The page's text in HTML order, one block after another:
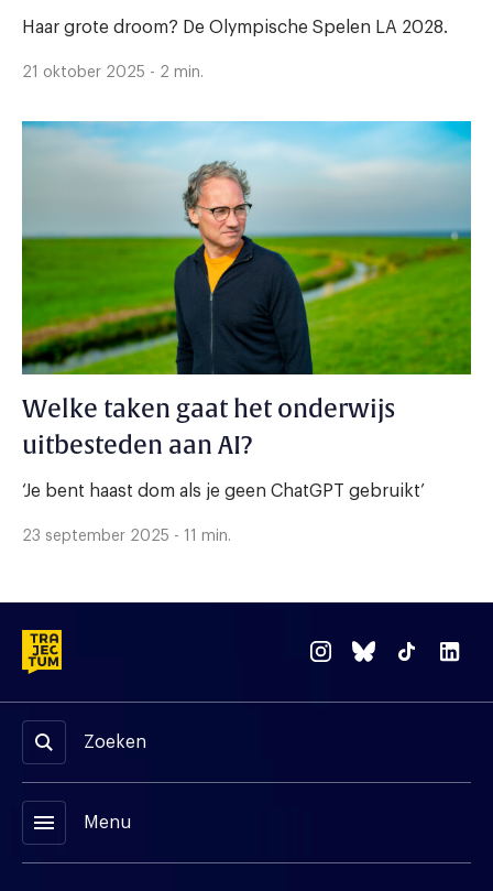
Haar grote droom? De Olympische Spelen LA 2028.
21 oktober 2025 - 2 min.
Welke taken gaat het onderwijs
uitbesteden aan AI?
‘Je bent haast dom als je geen ChatGPT gebruikt’
23 september 2025 - 11 min.
Zoeken
menu Menu